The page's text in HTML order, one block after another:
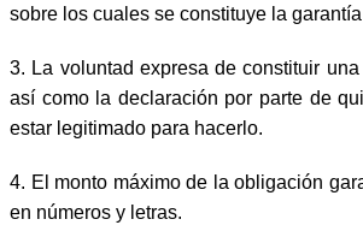
sobre los cuales se constituye la
3. La voluntad expresa de constituir
así como la declaración por parte de
estar legitimado para hacerlo.
4. El monto máximo de la obligación
en números y letras.